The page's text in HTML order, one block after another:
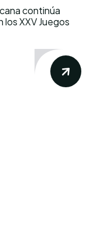
continúa
XXV Juegos